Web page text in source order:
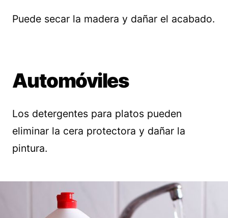
Puede secar la madera y dañar el acabado.
Automóviles
Los detergentes para platos pueden
eliminar la cera protectora y dañar la
pintura.